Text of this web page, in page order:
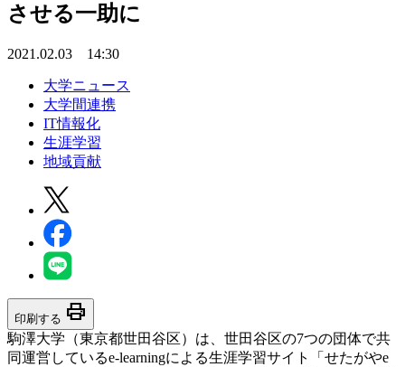
させる一助に
2021.02.03 14:30
大学ニュース
大学間連携
IT情報化
生涯学習
地域貢献
印刷する print
駒澤大学（東京都世田谷区）は、世田谷区の7つの団体で共
同運営しているe-learningによる生涯学習サイト「せたがやe